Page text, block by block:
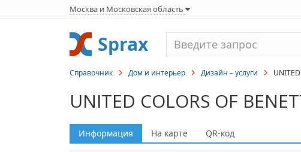
Москва и Московская область
Sprax
Справочник Дом и интерьер Дизайн – услуги UNITED
UNITED COLORS OF
Информация На карте QR-код